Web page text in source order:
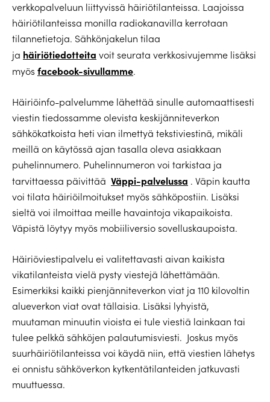
verkkopalveluun liittyvissä häiriötilanteissa. Laajoissa
häiriötilanteissa monilla radiokanavilla kerrotaan
tilannetietoja. Sähkönjakelun tilaa
ja häiriötiedotteita voit seurata verkkosivujemme lisäksi
myös facebook-sivullamme.
Häiriöinfo-palvelumme lähettää sinulle automaattisesti
viestin tiedossamme olevista keskijänniteverkon
sähkökatkoista heti vian ilmettyä tekstiviestinä, mikäli
meillä on käytössä ajan tasalla oleva asiakkaan
puhelinnumero. Puhelinnumeron voi tarkistaa ja
tarvittaessa päivittää Väppi-palvelussa . Väpin kautta
voi tilata häiriöilmoitukset myös sähköpostiin. Lisäksi
sieltä voi ilmoittaa meille havaintoja vikapaikoista.
Väpistä löytyy myös mobiiliversio sovelluskaupoista.
Häiriöviestipalvelu ei valitettavasti aivan kaikista
vikatilanteista vielä pysty viestejä lähettämään.
Esimerkiksi kaikki pienjänniteverkon viat ja 110 kilovoltin
alueverkon viat ovat tällaisia. Lisäksi lyhyistä,
muutaman minuutin vioista ei tule viestiä lainkaan tai
tulee pelkkä sähköjen palautumisviesti. Joskus myös
suurhäiriötilanteissa voi käydä niin, että viestien lähetys
ei onnistu sähköverkon kytkentätilanteiden jatkuvasti
muuttuessa.